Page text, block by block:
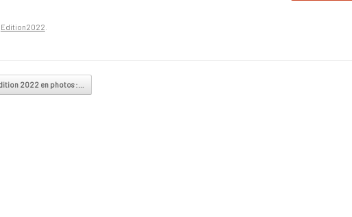
Edition2022
2022 en photos :…